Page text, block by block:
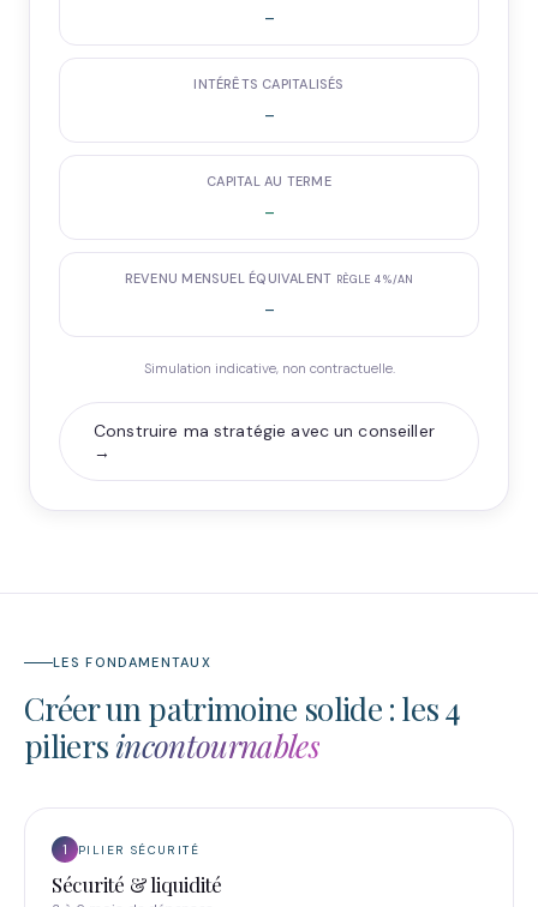
-
INTÉRÊTS CAPITALISÉS
-
CAPITAL AU TERME
-
REVENU MENSUEL ÉQUIVALENT RÈGLE 4 %/AN
-
Simulation indicative, non contractuelle.
Construire ma stratégie avec un conseiller
→
LES FONDAMENTAUX
Créer un patrimoine solide : les 4
piliers incontournables
1 PILIER SÉCURITÉ
Sécurité & liquidité